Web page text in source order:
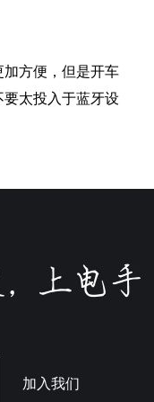
方便，但是开车
太投入于蓝牙设
加入我们